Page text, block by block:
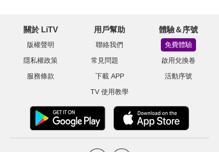
關於 LiTV
版權聲明
隱私權政策
服務條款
用戶幫助
聯絡我們
常見問題
下載 APP
TV 使用教學
體驗＆序號
免費體驗
啟用兌換卷
活動序號